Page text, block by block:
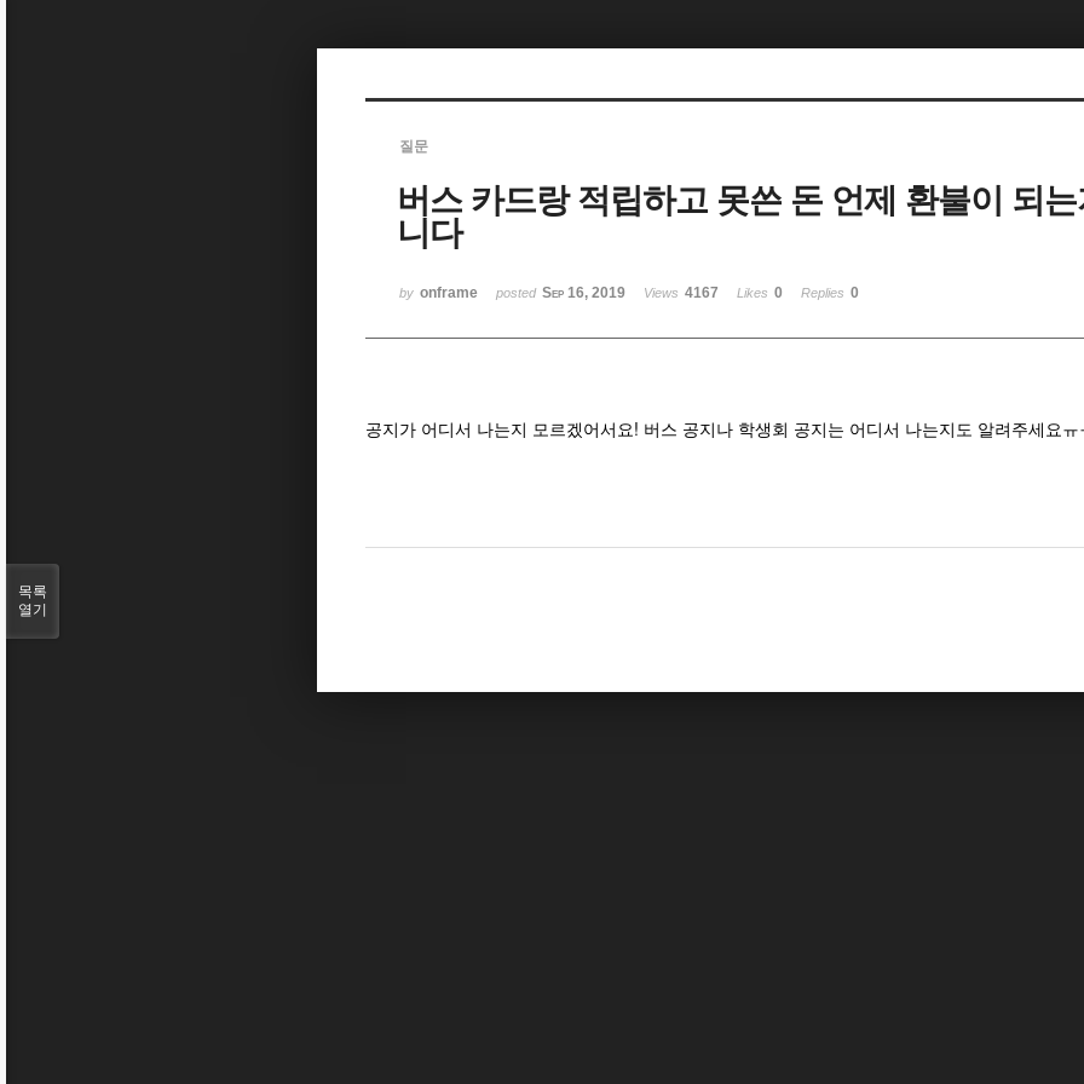
질문
버스 카드랑 적립하고 못쓴 돈 언제 환불이 되
니다
by onframe posted Sep 16, 2019 Views 4167 Likes 0 Replies 0
공지가 어디서 나는지 모르겠어서요! 버스 공지나 학생회 공지는 어디서 나는지도 알려주세요ㅠ
목록
열기
Sketchbook5, 스케치북5